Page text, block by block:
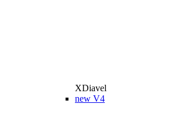
XDiavel
new V4